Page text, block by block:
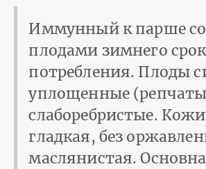
Иммунный к парше
плодами зимнего
потребления. Плоды
уплощенные
слаборебристые.
гладкая, без
маслянистая.